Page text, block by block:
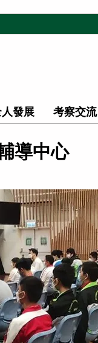
發展 考察交流
導中心
界提供升學最佳